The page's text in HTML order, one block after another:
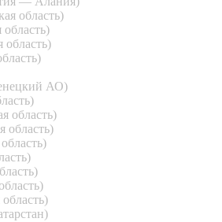
область)
область)
область)
АО)
область)
область)